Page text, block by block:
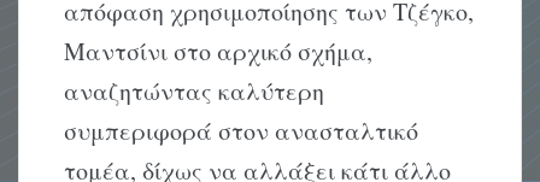
απόφαση χρησιμοποίησης των Τζέγκο,
Μαντσίνι στο αρχικό σχήμα,
αναζητώντας καλύτερη
συμπεριφορά στον ανασταλτικό
τομέα, δίχως να αλλάξει κάτι άλλο